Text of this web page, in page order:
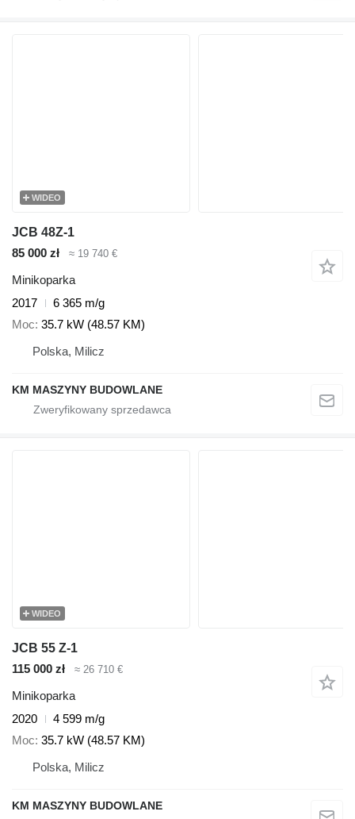
WIDEO
JCB 48Z-1
85 000 zł
≈ 19 740 €
Minikoparka
2017
6 365 m/g
Moc 35.7 kW (48.57 KM)
Polska, Milicz
KM MASZYNY BUDOWLANE
WIDEO
JCB 55 Z-1
115 000 zł
≈ 26 710 €
Minikoparka
2020
4 599 m/g
Moc 35.7 kW (48.57 KM)
Polska, Milicz
KM MASZYNY BUDOWLANE